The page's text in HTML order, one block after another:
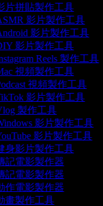
片拼貼製作工具
影片製作工具
影片製作工具
影片製作工具
Reels 製作工具
視頻製作工具
視頻製作工具
影片製作工具
製作工具
影片製作工具
影片製作工具
身影片製作工具
記電影製作器
記電影製作器
作電影製作器
畫製作工具